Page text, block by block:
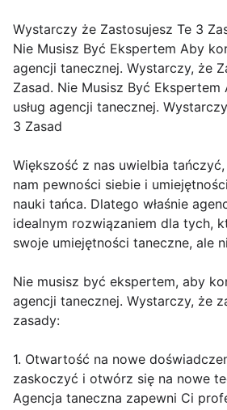
Wystarczy że Zastosujesz Te 3
Nie Musisz Być Ekspertem Aby
agencji tanecznej. Wystarczy, że
Zasad. Nie Musisz Być
usług agencji tanecznej.
3 Zasad
Większość z nas uwielbia
nam pewności siebie i
nauki tańca. Dlatego właśnie
idealnym rozwiązaniem dla tych,
swoje umiejętności taneczne, ale
Nie musisz być ekspertem, aby
agencji tanecznej. Wystarczy, że
zasady:
1. Otwartość na nowe
zaskoczyć i otwórz się na nowe
Agencja taneczna zapewni Ci